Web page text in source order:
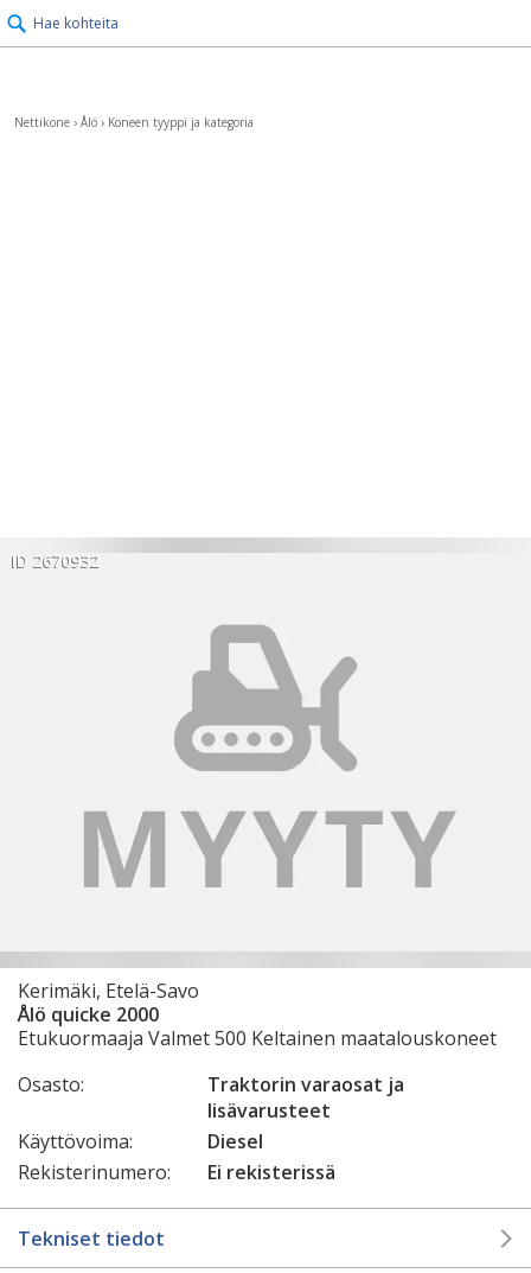
Hae kohteita
Nettikone › Ålö › Koneen tyyppi ja kategoria
ID 2670932
Kerimäki, Etelä-Savo
Ålö quicke 2000
Etukuormaaja Valmet 500 Keltainen maatalouskoneet
Osasto:
Traktorin varaosat ja
lisävarusteet
Käyttövoima:
Diesel
Rekisterinumero:
Ei rekisterissä
Tekniset tiedot